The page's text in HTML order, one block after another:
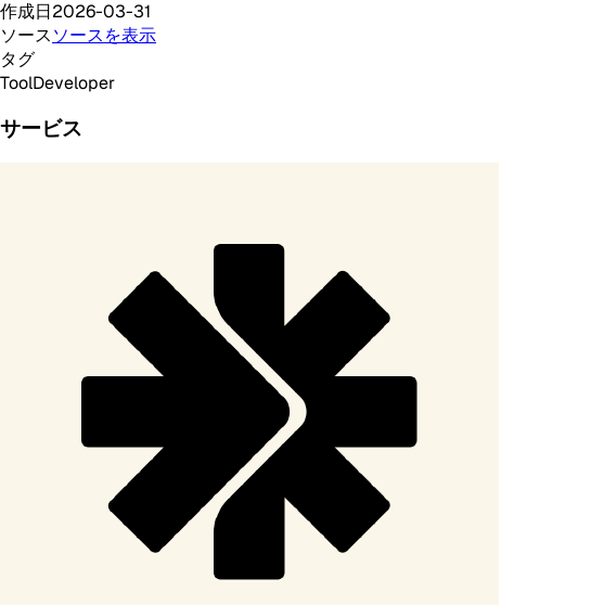
作成日2026-03-31
ソースソースを表示
タグ
ToolDeveloper
サービス